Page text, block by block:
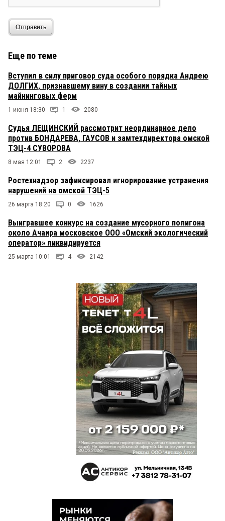
Отправить
Еще по теме
Вступил в силу приговор суда особого порядка Андрею
ДОЛГИХ, признавшему вину в создании тайных
майнинговых ферм
1 июня 18:30 1 2080
Судья ЛЕЩИНСКИЙ рассмотрит неординарное дело
против БОНДАРЕВА, ГАУСОВ и замтехдиректора омской
ТЭЦ-4 СУВОРОВА
8 мая 12:01 2 2237
Ростехнадзор зафиксировал игнорирование устранения
нарушений на омской ТЭЦ-5
26 марта 18:20 0 1626
Выигравшее конкурс на создание мусорного полигона
около Ачаира московское ООО «Омский экологический
оператор» ликвидируется
25 марта 10:01 4 2142